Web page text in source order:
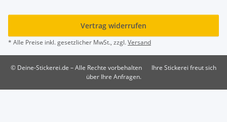
Vertrag widerrufen
* Alle Preise inkl. gesetzlicher MwSt., zzgl.Versand
© Deine-Stickerei.de – Alle Rechte vorbehalten
Ihre Stickerei freut sich
über Ihre Anfragen.